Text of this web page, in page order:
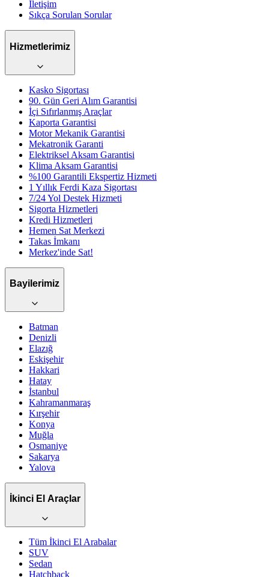
İletişim
Sıkça Sorulan Sorular
Hizmetlerimiz
Kasko Sigortası
90. Gün Geri Alım Garantisi
İçi Sıfırlanmış Araçlar
Kaporta Garantisi
Motor Mekanik Garantisi
Mekatronik Garanti
Elektriksel Aksam Garantisi
Klima Aksam Garantisi
%100 Garantili Ekspertiz Hizmeti
1 Yıllık Ferdi Kaza Sigortası
7/24 Yol Destek Hizmeti
Sigorta Hizmetleri
Kredi Hizmetleri
Hemen Sat Merkezi
Takas İmkanı
Merkez'inde Sat!
Bayilerimiz
Batman
Denizli
Elazığ
Eskişehir
Hakkari
Hatay
İstanbul
Kahramanmaraş
Kırşehir
Konya
Muğla
Osmaniye
Sakarya
Yalova
İkinci El Araçlar
Tüm İkinci El Arabalar
SUV
Sedan
Hatchback